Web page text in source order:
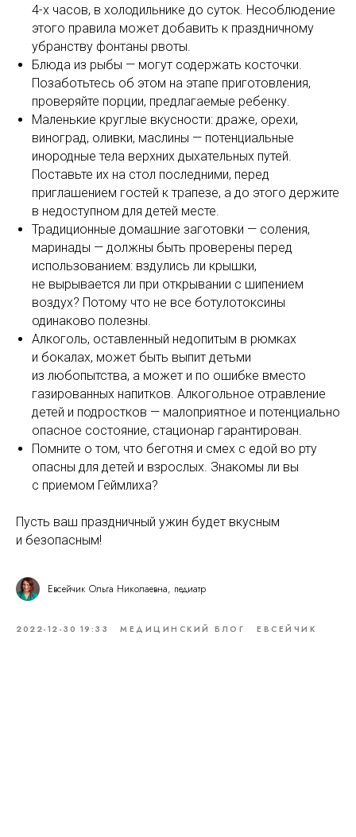
4-х часов, в холодильнике до суток. Несоблюдение
этого правила может добавить к праздничному
убранству фонтаны рвоты.
Блюда из рыбы — могут содержать косточки.
Позаботьтесь об этом на этапе приготовления,
проверяйте порции, предлагаемые ребенку.
Маленькие круглые вкусности: драже, орехи,
виноград, оливки, маслины — потенциальные
инородные тела верхних дыхательных путей.
Поставьте их на стол последними, перед
приглашением гостей к трапезе, а до этого держите
в недоступном для детей месте.
Традиционные домашние заготовки — соления,
маринады — должны быть проверены перед
использованием: вздулись ли крышки,
не вырывается ли при открывании с шипением
воздух? Потому что не все ботулотоксины
одинаково полезны.
Алкоголь, оставленный недопитым в рюмках
и бокалах, может быть выпит детьми
из любопытства, а может и по ошибке вместо
газированных напитков. Алкогольное отравление
детей и подростков — малоприятное и потенциально
опасное состояние, стационар гарантирован.
Помните о том, что беготня и смех с едой во рту
опасны для детей и взрослых. Знакомы ли вы
с приемом Геймлиха?
Пусть ваш праздничный ужин будет вкусным
и безопасным!
Евсейчик Ольга Николаевна, педиатр
2022-12-30 19:33 МЕДИЦИНСКИЙ БЛОГ ЕВСЕЙЧИК